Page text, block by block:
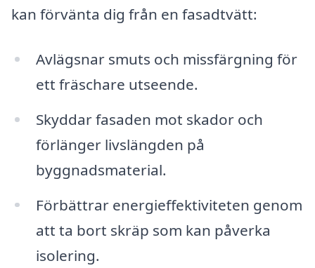
kan förvänta dig från en fasadtvätt:
Avlägsnar smuts och missfärgning för
ett fräschare utseende.
Skyddar fasaden mot skador och
förlänger livslängden på
byggnadsmaterial.
Förbättrar energieffektiviteten genom
att ta bort skräp som kan påverka
isolering.